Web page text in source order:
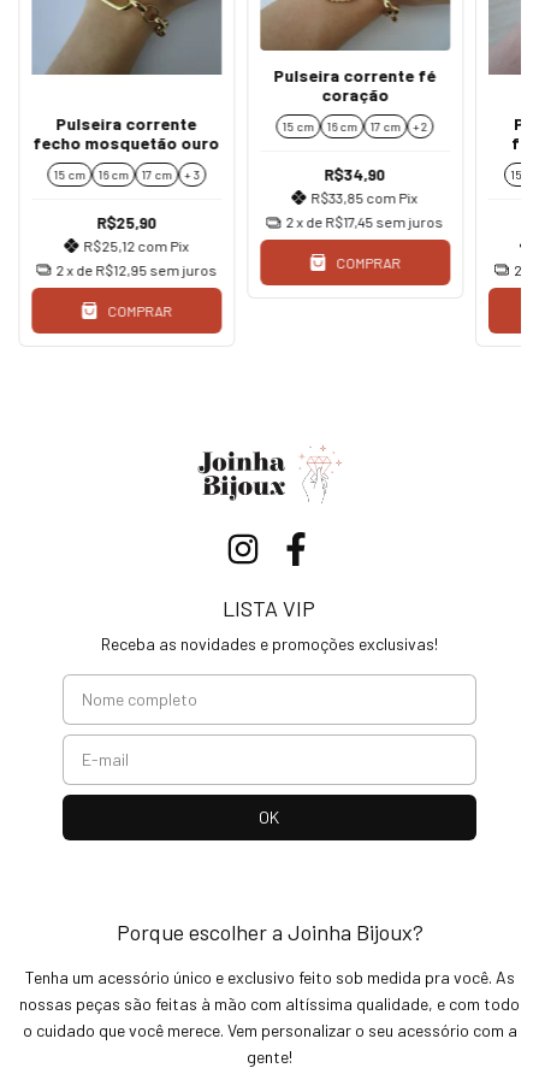
Pulseira corrente
fecho mosquetão ouro
15 cm 16 cm 17 cm + 3
R$25,90
R$25,12 com Pix
2x de R$12,95 sem juros
COMPRAR
Pulseira corrente fé
coração
15 cm 16 cm 17 cm + 2
R$34,90
R$33,85 com Pix
2 x de R$17,45 sem juros
COMPRAR
15
2
LISTA VIP
Receba as novidades e promoções exclusivas!
Porque escolher a Joinha Bijoux?
Tenha um acessório único e exclusivo feito sob medida pra você. As
nossas peças são feitas à mão com altíssima qualidade, e com todo
o cuidado que você merece. Vem personalizar o seu acessório com a
gente!